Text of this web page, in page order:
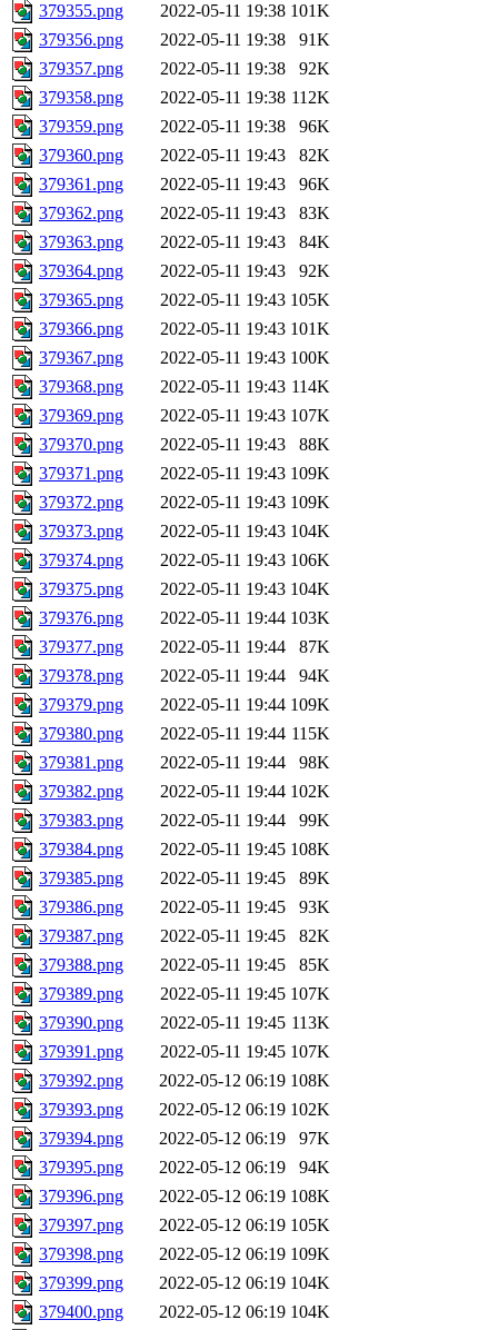
379355.png 2022-05-11 19:38 101K
379356.png
2022-05-11 19:38
91K
379357.png
2022-05-11 19:38
92K
379358.png
2022-05-11 19:38 112K
379359.png
2022-05-11 19:38
96K
379360.png
2022-05-11 19:43
82K
379361.png
2022-05-11 19:43
96K
379362.png
2022-05-11 19:43
83K
379363.png
2022-05-11 19:43
84K
379364.png
2022-05-11 19:43
92K
379365.png
2022-05-11 19:43 105K
379366.png
2022-05-11 19:43 101K
379367.png
2022-05-11 19:43 100K
379368.png
2022-05-11 19:43 114K
379369.png
2022-05-11 19:43 107K
379370.png
2022-05-11 19:43
88K
379371.png
2022-05-11 19:43 109K
379372.png
2022-05-11 19:43 109K
379373.png
2022-05-11 19:43 104K
379374.png
2022-05-11 19:43 106K
379375.png
2022-05-11 19:43 104K
379376.png
2022-05-11 19:44 103K
379377.png
2022-05-11 19:44
87K
379378.png
2022-05-11 19:44
94K
379379.png
2022-05-11 19:44 109K
379380.png
2022-05-11 19:44 115K
379381.png
2022-05-11 19:44
98K
379382.png
2022-05-11 19:44 102K
379383.png
2022-05-11 19:44
99K
379384.png
2022-05-11 19:45 108K
379385.png
2022-05-11 19:45
89K
379386.png
2022-05-11 19:45
93K
379387.png
2022-05-11 19:45
82K
379388.png
2022-05-11 19:45
85K
379389.png
2022-05-11 19:45 107K
379390.png
2022-05-11 19:45 113K
379391.png
2022-05-11 19:45 107K
379392.png
2022-05-12 06:19 108K
379393.png
2022-05-12 06:19 102K
379394.png
2022-05-12 06:19
97K
379395.png
2022-05-12 06:19
94K
379396.png
2022-05-12 06:19 108K
379397.png
2022-05-12 06:19 105K
379398.png
2022-05-12 06:19 109K
379399.png
2022-05-12 06:19 104K
379400.png
2022-05-12 06:19 104K